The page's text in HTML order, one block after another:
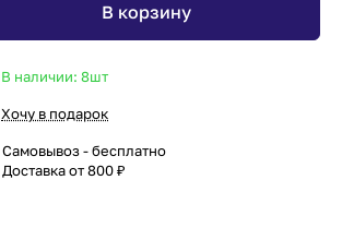
В корзину
В наличии: 8шт
Хочу в подарок
Самовывоз - бесплатно
Доставка от 800 ₽